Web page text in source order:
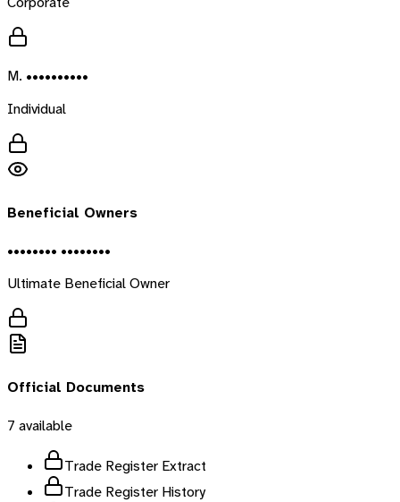
M. ••••••••••
Individual
Beneficial Owners
•••••••• ••••••••
Ultimate Beneficial Owner
Official Documents
7 available
Trade Register Extract
Trade Register History